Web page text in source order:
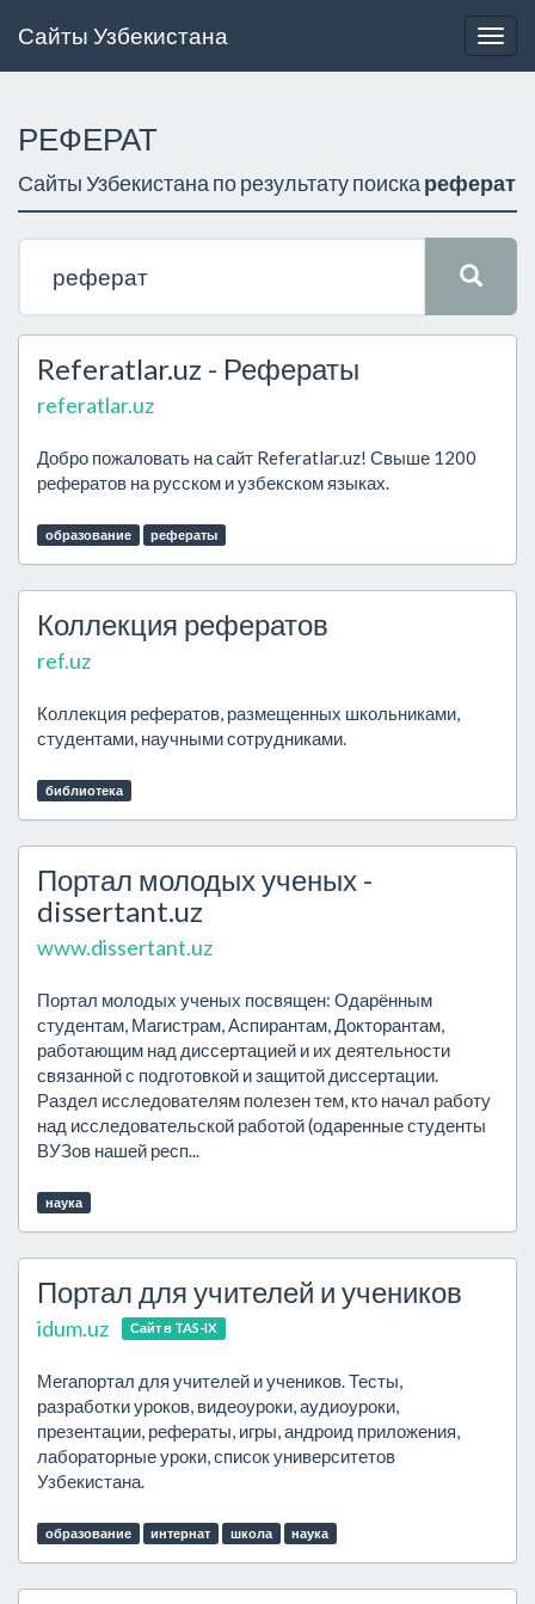
Сайты Узбекистана
РЕФЕРАТ
Сайты Узбекистана по результату поиска реферат
Referatlar.uz - Рефераты
referatlar.uz
Добро пожаловать на сайт Referatlar.uz! Свыше 1200
рефератов на русском и узбекском языках.
образование рефераты
Коллекция рефератов
ref.uz
Коллекция рефератов, размещенных школьниками,
студентами, научными сотрудниками.
библиотека
Портал молодых ученых -
dissertant.uz
www.dissertant.uz
Портал молодых ученых посвящен: Одарённым
студентам, Магистрам, Аспирантам, Докторантам,
работающим над диссертацией и их деятельности
связанной с подготовкой и защитой диссертации.
Раздел исследователям полезен тем, кто начал работу
над исследовательской работой (одаренные студенты
ВУЗов нашей респ...
наука
Портал для учителей и учеников
idum.uz Сайт в TAS-IX
Мегапортал для учителей и учеников. Тесты,
разработки уроков, видеоуроки, аудиоуроки,
презентации, рефераты, игры, андроид приложения,
лабораторные уроки, список университетов
Узбекистана.
образование интернат школа наука